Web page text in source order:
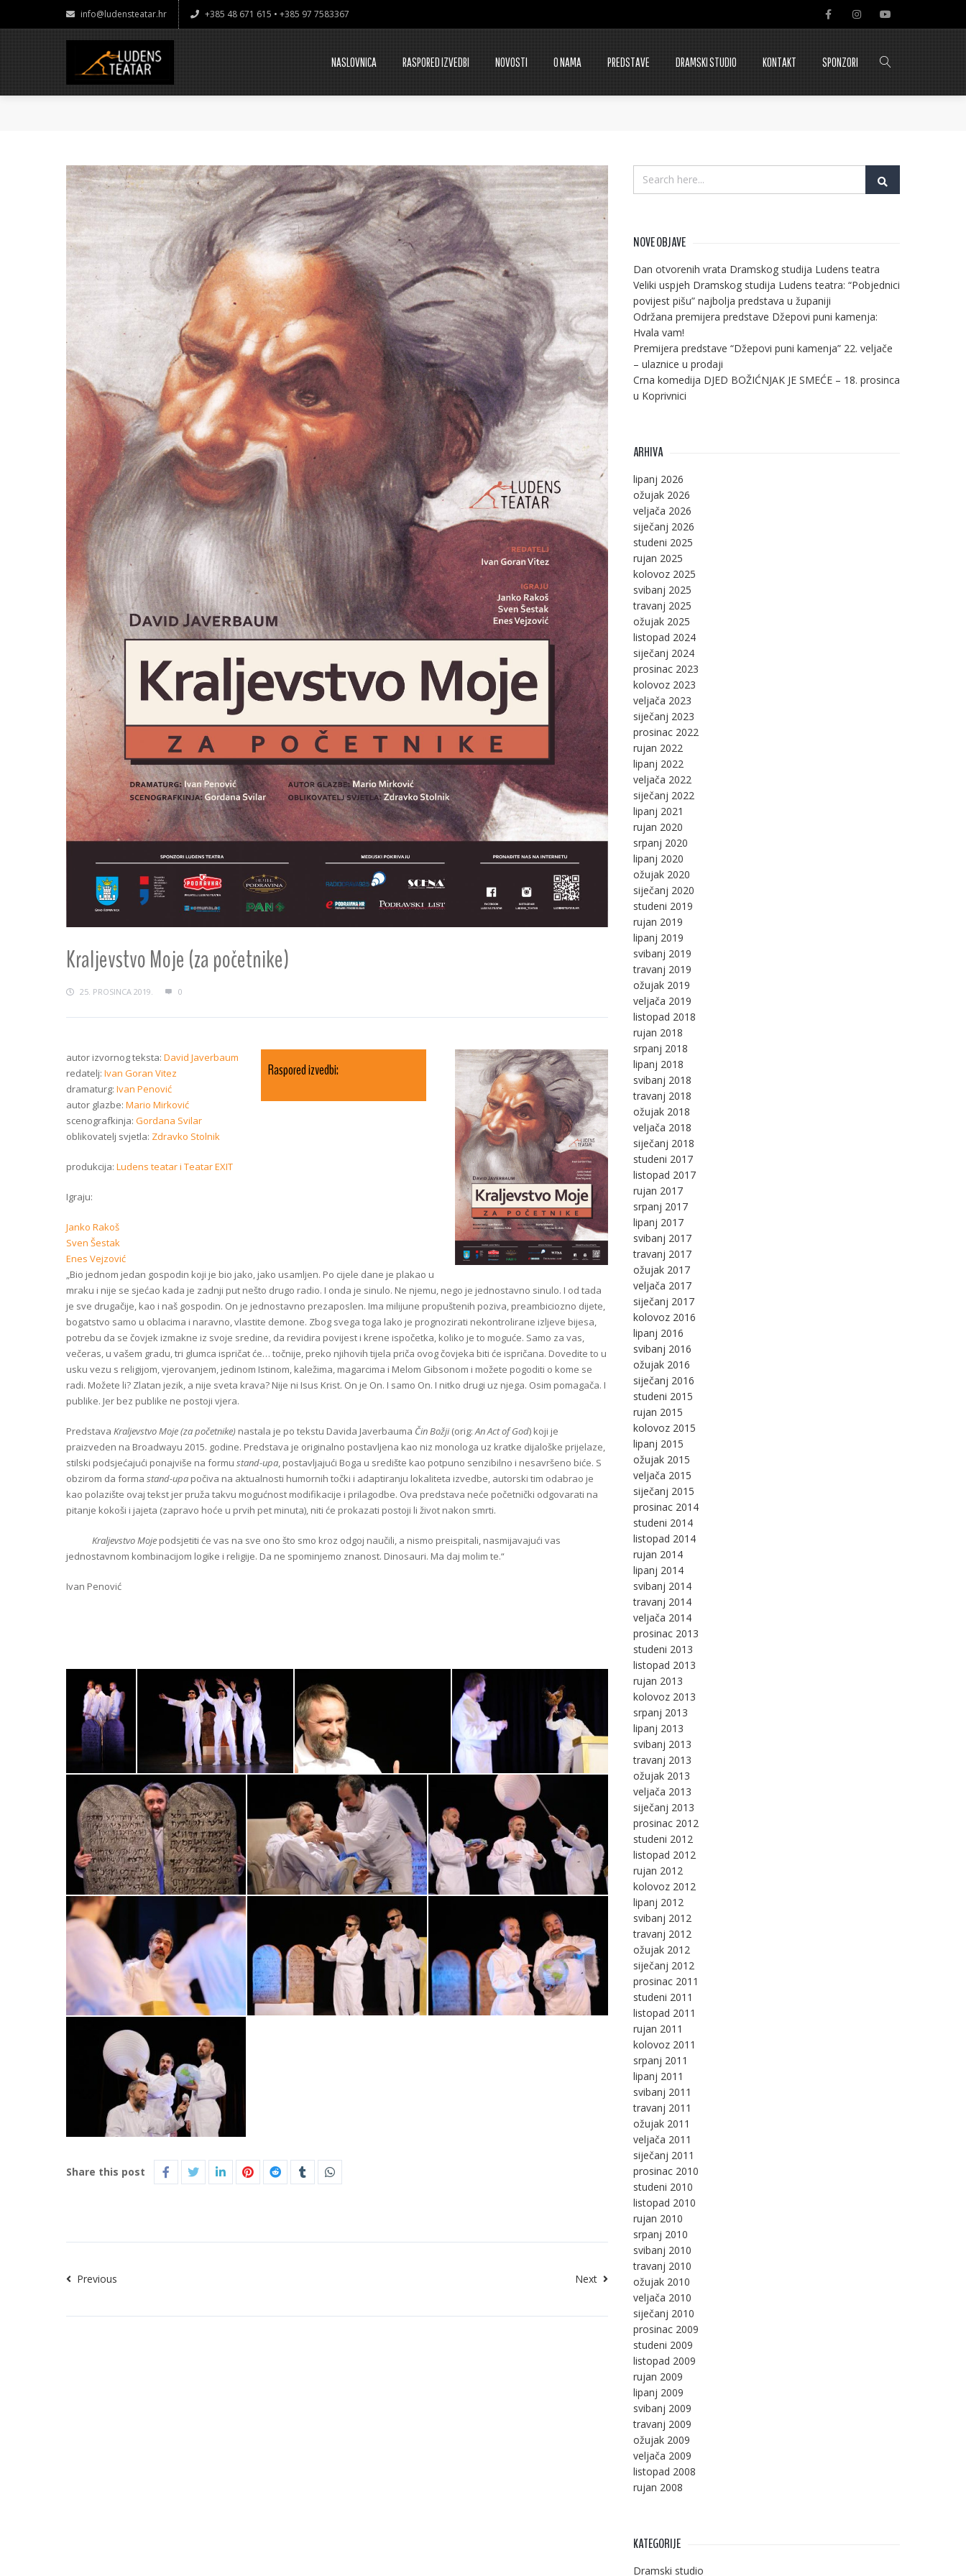
info@ludensteatar.hr +385 48 671 615 • +385 97 7583367
NASLOVNICA RASPORED IZVEDBI NOVOSTI O NAMA PREDSTAVE DRAMSKI STUDIO KONTAKT SPONZORI
Kraljevstvo Moje (za početnike)
25. PROSINCA 2019. 0
Raspored izvedbi:
autor izvornog teksta: David Javerbaum
redatelj: Ivan Goran Vitez
dramaturg: Ivan Penović
autor glazbe: Mario Mirković
scenografkinja: Gordana Svilar
oblikovatelj svjetla: Zdravko Stolnik
produkcija: Ludens teatar i Teatar EXIT
Igraju:
Janko Rakoš
Sven Šestak
Enes Vejzović
„Bio jednom jedan gospodin koji je bio jako, jako usamljen. Po cijele dane je plakao u
mraku i nije se sjećao kada je zadnji put nešto drugo radio. I onda je sinulo. Ne njemu, nego je jednostavno sinulo. I od tada
je sve drugačije, kao i naš gospodin. On je jednostavno prezaposlen. Ima milijune propuštenih poziva, preambiciozno dijete,
bogatstvo samo u oblacima i naravno, vlastite demone. Zbog svega toga lako je prognozirati nekontrolirane izljeve bijesa,
potrebu da se čovjek izmakne iz svoje sredine, da revidira povijest i krene ispočetka, koliko je to moguće. Samo za vas,
večeras, u vašem gradu, tri glumca ispričat će… točnije, preko njihovih tijela priča ovog čovjeka biti će ispričana. Dovedite to u
usku vezu s religijom, vjerovanjem, jedinom Istinom, kaležima, magarcima i Melom Gibsonom i možete pogoditi o kome se
radi. Možete li? Zlatan jezik, a nije sveta krava? Nije ni Isus Krist. On je On. I samo On. I nitko drugi uz njega. Osim pomagača. I
publike. Jer bez publike ne postoji vjera.
Predstava Kraljevstvo Moje (za početnike) nastala je po tekstu Davida Javerbauma Čin Božji(orig:An Act of God) koji je
praizveden na Broadwayu 2015. godine. Predstava je originalno postavljena kao niz monologa uz kratke dijaloške prijelaze,
stilski podsjećajući ponajviše na formu stand-upa, postavljajući Boga u središte kao potpuno senzibilno i nesavršeno biće. S
obzirom da forma stand-upa počiva na aktualnosti humornih točki i adaptiranju lokaliteta izvedbe, autorski tim odabrao je
kao polazište ovaj tekst jer pruža takvu mogućnost modifikacije i prilagodbe. Ova predstava neće početnički odgovarati na
pitanje kokoši i jajeta (zapravo hoće u prvih pet minuta), niti će prokazati postoji li život nakon smrti.
Kraljevstvo Moje podsjetiti će vas na sve ono što smo kroz odgoj naučili, a nismo preispitali, nasmijavajući vas
jednostavnom kombinacijom logike i religije. Da ne spominjemo znanost. Dinosauri. Ma daj molim te.“
Ivan Penović
Share this post
Previous Next
NOVE OBJAVE
Dan otvorenih vrata Dramskog studija Ludens teatra
Veliki uspjeh Dramskog studija Ludens teatra: “Pobjednici
povijest pišu” najbolja predstava u županiji
Održana premijera predstave Džepovi puni kamenja:
Hvala vam!
Premijera predstave “Džepovi puni kamenja” 22. veljače
– ulaznice u prodaji
Crna komedija DJED BOŽIĆNJAK JE SMEĆE – 18. prosinca
u Koprivnici
ARHIVA
lipanj 2026
ožujak 2026
veljača 2026
siječanj 2026
studeni 2025
rujan 2025
kolovoz 2025
svibanj 2025
travanj 2025
ožujak 2025
listopad 2024
siječanj 2024
prosinac 2023
kolovoz 2023
veljača 2023
siječanj 2023
prosinac 2022
rujan 2022
lipanj 2022
veljača 2022
siječanj 2022
lipanj 2021
rujan 2020
srpanj 2020
lipanj 2020
ožujak 2020
siječanj 2020
studeni 2019
rujan 2019
lipanj 2019
svibanj 2019
travanj 2019
ožujak 2019
veljača 2019
listopad 2018
rujan 2018
srpanj 2018
lipanj 2018
svibanj 2018
travanj 2018
ožujak 2018
veljača 2018
siječanj 2018
studeni 2017
listopad 2017
rujan 2017
srpanj 2017
lipanj 2017
svibanj 2017
travanj 2017
ožujak 2017
veljača 2017
siječanj 2017
kolovoz 2016
lipanj 2016
svibanj 2016
ožujak 2016
siječanj 2016
studeni 2015
rujan 2015
kolovoz 2015
lipanj 2015
ožujak 2015
veljača 2015
siječanj 2015
prosinac 2014
studeni 2014
listopad 2014
rujan 2014
lipanj 2014
svibanj 2014
travanj 2014
veljača 2014
prosinac 2013
studeni 2013
listopad 2013
rujan 2013
kolovoz 2013
srpanj 2013
lipanj 2013
svibanj 2013
travanj 2013
ožujak 2013
veljača 2013
siječanj 2013
prosinac 2012
studeni 2012
listopad 2012
rujan 2012
kolovoz 2012
lipanj 2012
svibanj 2012
travanj 2012
ožujak 2012
siječanj 2012
prosinac 2011
studeni 2011
listopad 2011
rujan 2011
kolovoz 2011
srpanj 2011
lipanj 2011
svibanj 2011
travanj 2011
ožujak 2011
veljača 2011
siječanj 2011
prosinac 2010
studeni 2010
listopad 2010
rujan 2010
srpanj 2010
svibanj 2010
travanj 2010
ožujak 2010
veljača 2010
siječanj 2010
prosinac 2009
studeni 2009
listopad 2009
rujan 2009
lipanj 2009
svibanj 2009
travanj 2009
ožujak 2009
veljača 2009
listopad 2008
rujan 2008
KATEGORIJE
Dramski studio